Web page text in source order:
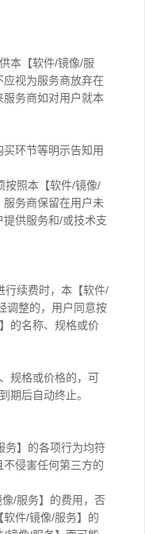
本【软件/镜像/服
视为服务商放弃在
服务商如对用户就本
环节等明示告知用
按照本【软件/镜像/
服务商保留在用户未
供服务和/或技术支
行续费时，本【软件/
调整的，用户同意按
的名称、规格或价
规格或价格的，可
期后自动终止。
务】的各项行为均符
侵害任何第三方的
/服务】的费用，否
件/镜像/服务】的